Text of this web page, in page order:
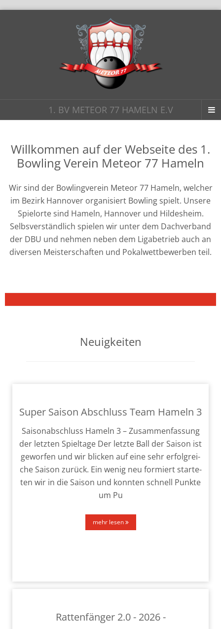
1. BV METEOR 77 HAMELN E.V
Willkommen auf der Webseite des 1.
Bowling Verein Meteor 77 Hameln
Wir sind der Bowlingverein Meteor 77 Hameln, wel­cher
im Bezirk Hannover orga­ni­siert Bowling spielt. Unsere
Spielorte sind Hameln, Hannover und Hildesheim.
Selbsverständlich spie­len wir unter dem Dachverband
der DBU und neh­men neben dem Ligabetrieb auch an
diver­sen Meisterschaften und Pokalwettbewerben teil.
Neuigkeiten
Super Saison Abschluss Team Hameln 3
Saisonabschluss Hameln 3 – Zusammenfassung
der letz­ten Spieltage Der letz­te Ball der Saison ist
gewor­fen und wir bli­cken auf eine sehr erfolg­rei­
che Saison zurück. Ein wenig neu for­miert star­te­
ten wir in die Saison und konn­ten schnell Punkte
um Pu
mehr lesen
Rattenfänger 2.0 - 2026 -